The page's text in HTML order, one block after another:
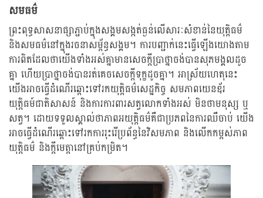
សមធម៌
ព្រះពុទ្ធសាសនាផ្សាភ្ជាប់ក្នុងសង្គមសង្កត់ធ្ងន់លើសារៈសំខាន់នៃយុត្តិធម៌
និងសមធម៌នៅក្នុងរចនាសម្ព័ន្ធសង្គម។ ការបញ្ជាក់នេះធ្វើឡើងយោងតាម
ការពិតដែលថាយើងទាំងអស់គ្នាមានសេចក្ដីប្រាថ្នាចង់បានសុភមង្គលដូច
គ្នា ហើយប្រាថ្នាចង់បានរត់គេចសេចក្ដីទុក្ខដូចគ្នា។ អាស្រ័យហេតុនេះ
យើងអាចធ្វើដំណើរឆ្ពោះទៅរកយុត្តិធម៌សេដ្ឋកិច្ច សមភាពយេនឌ័រ
យុត្តិធម៍ជាតិសាសន៍ និងការការពារសត្វលោកទាំងអស់ មិនថាមនុស្ស ឬ
សត្វ។ ដោយទទួលស្គាល់ថាភាពអយុត្តិធម៌គឺជាប្រភពនៃការឈឺចាប់ យើង
អាចធ្វើដំណើរឆ្ពោះទៅរកការរុះរើប្រព័ន្ធនៃវិសមភាព និងលើកកម្ពស់ភាព
យុត្តិធម៌ និងក្តីមេត្តានៅគ្រប់កម្រិត។